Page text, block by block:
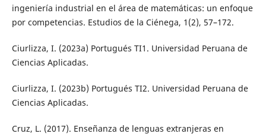
ingeniería industrial en el área de matemáticas: un enfoque
por competencias. Estudios de la Ciénega, 1(2), 57–172.
Ciurlizza, I. (2023a) Portugués TI1. Universidad Peruana de
Ciencias Aplicadas.
Ciurlizza, I. (2023b) Portugués TI2. Universidad Peruana de
Ciencias Aplicadas.
Cruz, L. (2017). Enseñanza de lenguas extranjeras en